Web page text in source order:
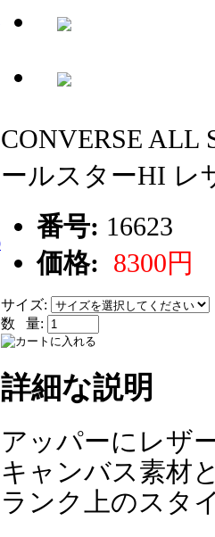
CONVERSE
ールスターHI レ
番号: 16623
価格: 8300円
サイズ:
数 量:
詳細な説明
アッパーにレザ
キャンバス素材
ランク上のスタ